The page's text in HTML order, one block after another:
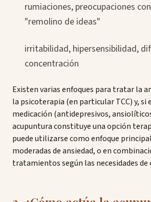
rumiaciones, preocupaciones
"remolino de ideas"
irritabilidad, hipersensibilidad,
concentración
Existen varias enfoques para tratar la
la psicoterapia (en particular TCC) y, si
medicación (antidepresivos,
acupuntura constituye una opción
puede utilizarse como enfoque
moderadas de ansiedad, o en
tratamientos según las necesidades de